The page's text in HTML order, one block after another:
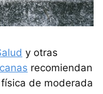
y otras
recomiendan
de moderada